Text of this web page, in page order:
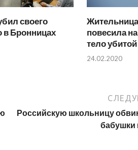
своего
в Бронницах
повесила
тело
24.02.2020
Российскую школьницу
бабушки